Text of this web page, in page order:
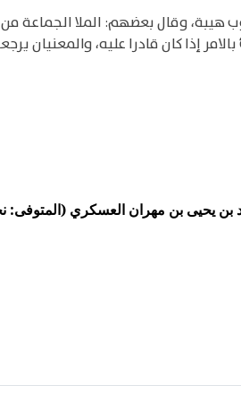
هيبة، وقال بعضهم: الملا الجماعة
إذا كان قادرا عليه، والمعنيان
بن مهران العسكري (المتوفى: نحو